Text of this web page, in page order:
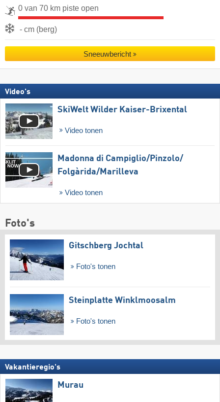
0 van 70 km piste open
- cm (berg)
Sneeuwbericht
Video's
SkiWelt Wilder Kaiser-Brixental
Video tonen
Madonna di Campiglio/​Pinzolo/​
Folgàrida/​Marilleva
Video tonen
Foto's
Gitschberg Jochtal
Foto's tonen
Steinplatte Winklmoosalm
Foto's tonen
Vakantieregio's
Murau